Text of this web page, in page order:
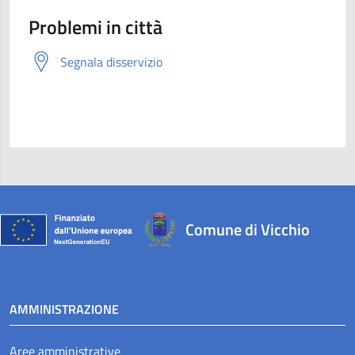
Problemi in città
Segnala disservizio
Comune di Vicchio
AMMINISTRAZIONE
Aree amministrative